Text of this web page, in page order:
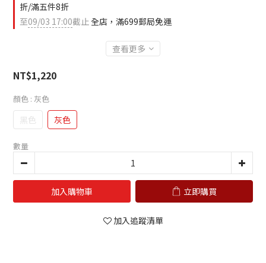
折/滿五件8折
至09/03 17:00截止全店，滿699郵局免運
查看更多
NT$1,220
顏色 : 灰色
黑色 灰色
數量
加入購物車 立即購買
加入追蹤清單